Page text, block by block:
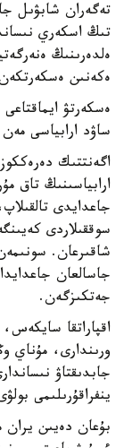
تەگەران شابۋىل
تىڭ اسكەري
ەلدەرىنىڭ
ەكەنىن
ەسكەرتۋ
ساۋد ارابياسى
اگەنتتىك
ارابياسىنىڭ تاق
جاعدايدى
سوققىلاردى
شاقىرعان.
جاسالعان
جەتكىزگەن.
اقپاراتقا
ورىندارى، مۇناي
جابدىقتاۋ
ينفراقۇرىلىمى
بۇعان دەيىن يران